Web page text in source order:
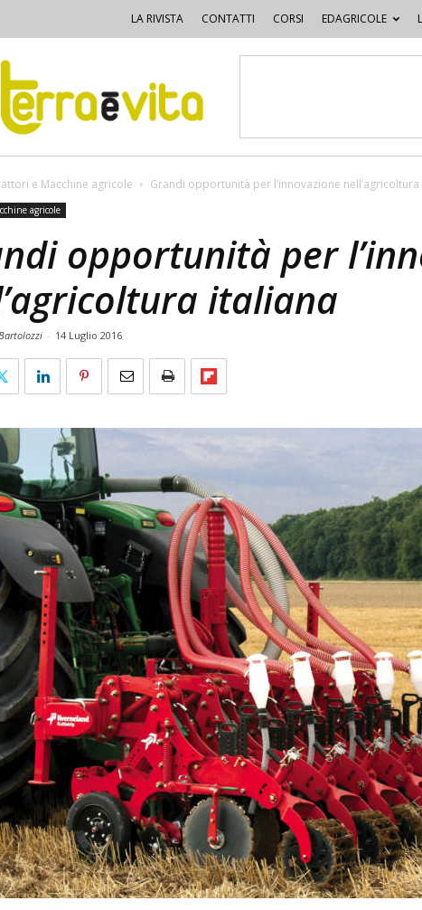
LA RIVISTA CONTATTI CORSI EDAGRICOLE
e Macchine agricole Grandi opportunità per l’innovazione nell’agricoltura
agricole
opportunità per
italiana
- 14 Luglio 2016